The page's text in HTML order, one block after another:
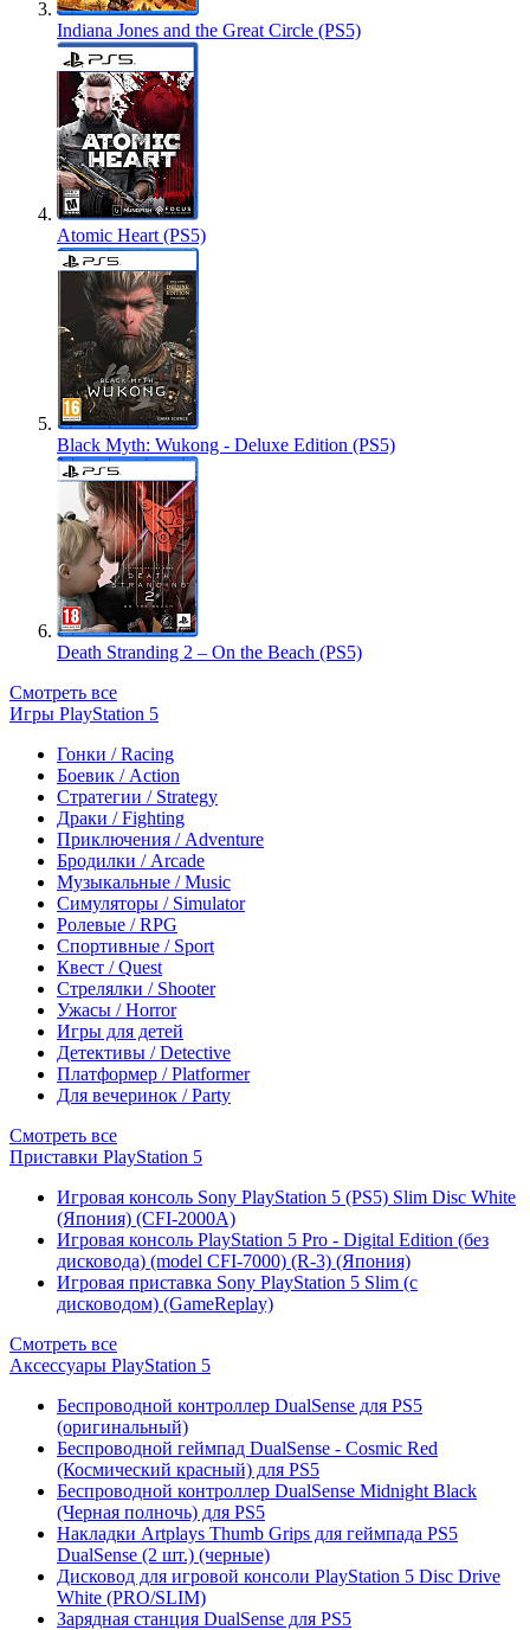
Indiana Jones and the Great Circle (PS5)
Atomic Heart (PS5)
Black Myth: Wukong - Deluxe Edition (PS5)
Death Stranding 2 – On the Beach (PS5)
Смотреть все
Игры PlayStation 5
Гонки / Racing
Боевик / Action
Стратегии / Strategy
Драки / Fighting
Приключения / Adventure
Бродилки / Arcade
Музыкальные / Music
Симуляторы / Simulator
Ролевые / RPG
Спортивные / Sport
Квест / Quest
Стрелялки / Shooter
Ужасы / Horror
Игры для детей
Детективы / Detective
Платформер / Platformer
Для вечеринок / Party
Смотреть все
Приставки PlayStation 5
Игровая консоль Sony PlayStation 5 (PS5) Slim Disc White
(Япония) (CFI-2000A)
Игровая консоль PlayStation 5 Pro - Digital Edition (без
дисковода) (model CFI-7000) (R-3) (Япония)
Игровая приставка Sony PlayStation 5 Slim (с
дисководом) (GameReplay)
Смотреть все
Аксессуары PlayStation 5
Беспроводной контроллер DualSense для PS5
(оригинальный)
Беспроводной геймпад DualSense - Cosmic Red
(Космический красный) для PS5
Беспроводной контроллер DualSense Midnight Black
(Черная полночь) для PS5
Накладки Artplays Thumb Grips для геймпада PS5
DualSense (2 шт.) (черные)
Дисковод для игровой консоли PlayStation 5 Disc Drive
White (PRO/SLIM)
Зарядная станция DualSense для PS5